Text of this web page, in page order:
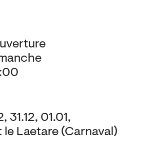
31.12, 01.01,
le Laetare (Carnaval)